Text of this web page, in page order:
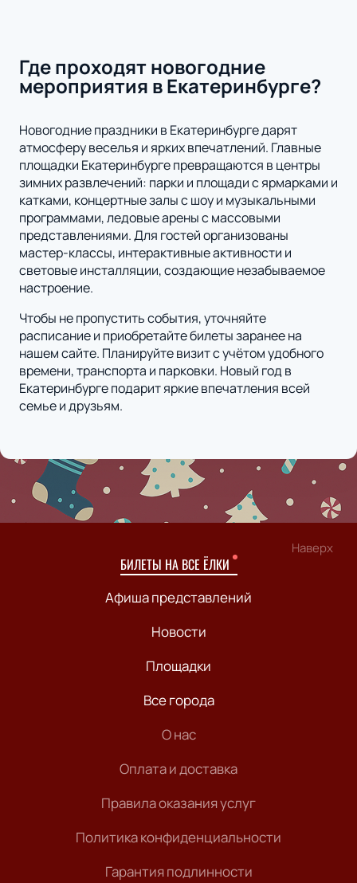
Где проходят новогодние
мероприятия в Екатеринбурге?
Новогодние праздники в Екатеринбурге дарят
атмосферу веселья и ярких впечатлений. Главные
площадки Екатеринбурге превращаются в центры
зимних развлечений: парки и площади с ярмарками и
катками, концертные залы с шоу и музыкальными
программами, ледовые арены с массовыми
представлениями. Для гостей организованы
мастер-классы, интерактивные активности и
световые инсталляции, создающие незабываемое
настроение.
Чтобы не пропустить события, уточняйте
расписание и приобретайте билеты заранее на
нашем сайте. Планируйте визит с учётом удобного
времени, транспорта и парковки. Новый год в
Екатеринбурге подарит яркие впечатления всей
семье и друзьям.
Наверх
БИЛЕТЫ НА ВСЕ ЁЛКИ
Афиша представлений
Новости
Площадки
Все города
О нас
Оплата и доставка
Правила оказания услуг
Политика конфиденциальности
Гарантия подлинности